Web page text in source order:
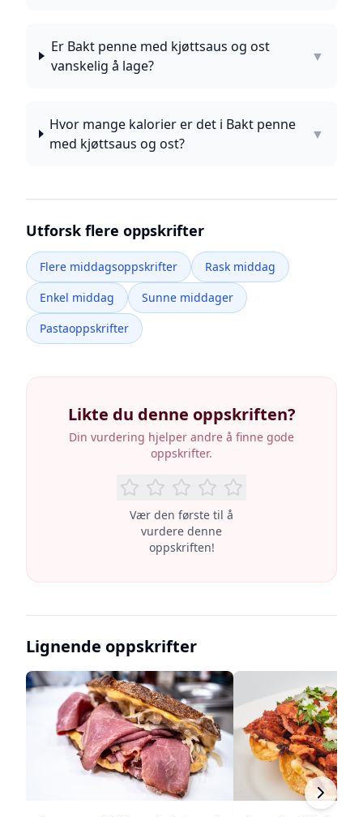
Er Bakt penne med kjøttsaus og ost
vanskelig å lage?
▼
Hvor mange kalorier er det i Bakt penne
med kjøttsaus og ost?
▼
Utforsk flere oppskrifter
Flere middagsoppskrifter
Rask middag
Enkel middag
Sunne middager
Pastaoppskrifter
Likte du denne oppskriften?
Din vurdering hjelper andre å finne gode
oppskrifter.
Vær den første til å
vurdere denne
oppskriften!
Lignende oppskrifter